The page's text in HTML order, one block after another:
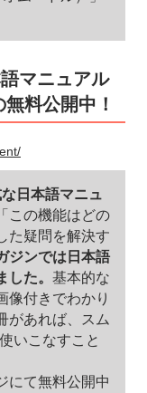
マニュアル
料公開中！
日本語マニュ
この機能はどの
た疑問を解決す
ジンでは日本語
た。 基本的な
像付きでわかり
があれば、スム
いこなすこと
にて無料公開中